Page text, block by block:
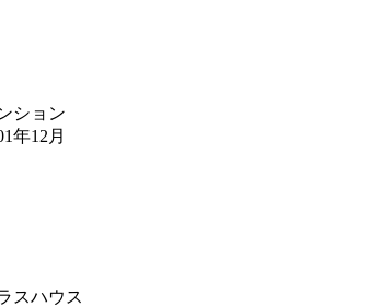
ション
年12月
スハウス